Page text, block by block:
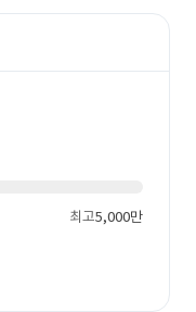
최고5,000만